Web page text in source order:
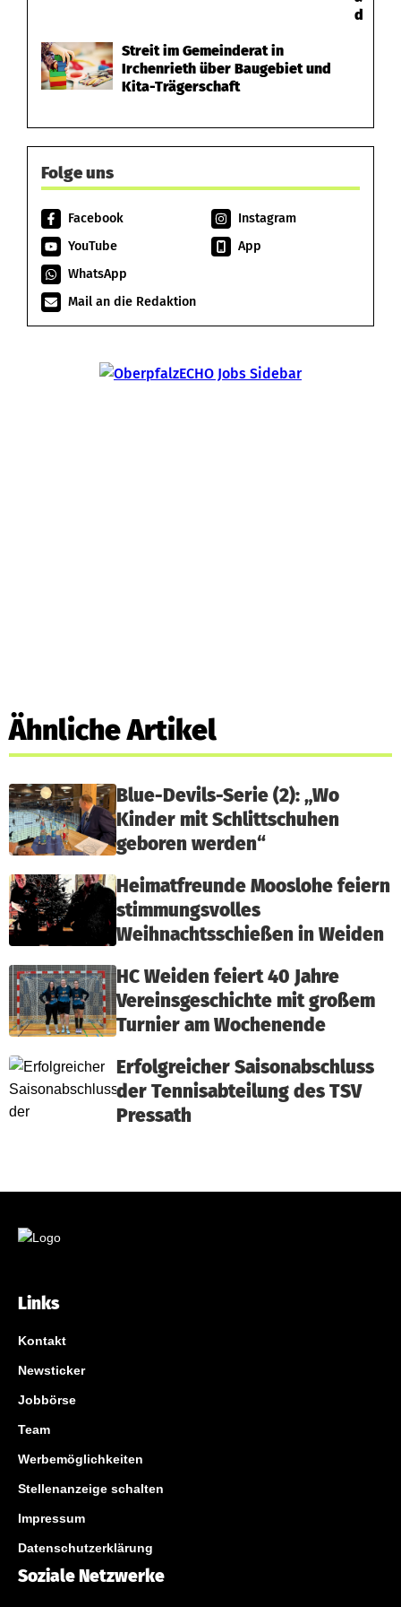
d
Streit im Gemeinderat in
Irchenrieth über Baugebiet und
Kita-Trägerschaft
Folge uns
Facebook
Instagram
YouTube
App
WhatsApp
Mail an die Redaktion
Ähnliche Artikel
Blue-Devils-Serie (2): „Wo
Kinder mit Schlittschuhen
geboren werden“
Heimatfreunde Mooslohe feiern
stimmungsvolles
Weihnachtsschießen in Weiden
HC Weiden feiert 40 Jahre
Vereinsgeschichte mit großem
Turnier am Wochenende
Erfolgreicher Saisonabschluss
der Tennisabteilung des TSV
Pressath
Links
Kontakt
Newsticker
Jobbörse
Team
Werbemöglichkeiten
Stellenanzeige schalten
Impressum
Datenschutzerklärung
Soziale Netzwerke